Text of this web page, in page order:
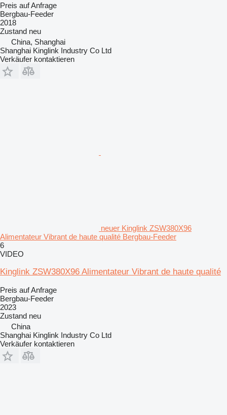
Preis auf Anfrage
Bergbau-Feeder
2018
Zustand neu
China, Shanghai
Shanghai Kinglink Industry Co Ltd
Verkäufer kontaktieren
neuer Kinglink ZSW380X96
Alimentateur Vibrant de haute qualité Bergbau-Feeder
6
VIDEO
Kinglink ZSW380X96 Alimentateur Vibrant de haute qualité
Preis auf Anfrage
Bergbau-Feeder
2023
Zustand neu
China
Shanghai Kinglink Industry Co Ltd
Verkäufer kontaktieren